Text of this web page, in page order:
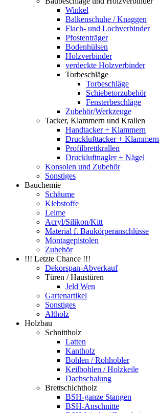
Winkel
Balkenschuhe / Knaggen
Flach- und Lochverbinder
Pfostenträger
Bodenhülsen
Holzverbinder
verdeckte Holzverbinder
Torbeschläge
Torbeschläge
Schiebetorzubehör
Fensterbeschläge
Zubehör/Werkzeuge
Tacker, Klammern und Krallen
Handtacker + Klammern
Drucklufttacker + Klammern
Profilbrettkrallen
Druckluftnagler + Nägel
Konsolen und Zubehör
Sonstiges
Bauchemie
Schäume
Klebstoffe
Leime
Acryl/Silikon/Kitt
Material f. Baukörperanschlüsse
Montagepistolen
Zubehör
!!! Letzte Chance !!!
Dekorspan-Abverkauf
Türen / Haustüren
Jeld Wen
Gartenartikel
Sonstiges
Altholz
Holzbau
Schnittholz
Latten
Kantholz
Bohlen / Rohhobler
Keilbohlen / Holzkeile
Dachschalung
Brettschichtholz
BSH-ganze Stangen
BSH-Anschnitte